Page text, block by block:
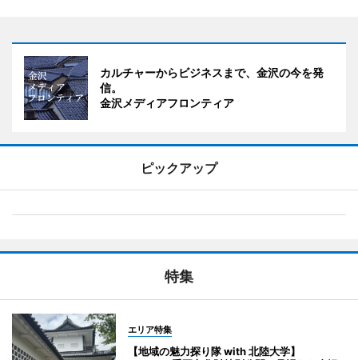
カルチャーからビジネスまで、金沢の今を発
信。
金沢メディアフロンティア
ピックアップ
特集
エリア特集
【地域の魅力探り隊 with 北陸大学】